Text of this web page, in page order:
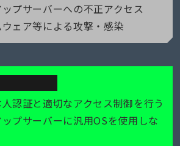
プサーバーへの不正アクセス
ェア等による攻撃・感染
認証と適切なアクセス制御を行う
プサーバーに汎用OSを使用しな